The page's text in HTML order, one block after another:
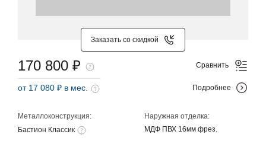
Заказать со скидкой
Металлоконструкция:
Бастион Классик
Наружная отделка:
МДФ ПВХ 16мм фрез.
170 800 ₽
от 17 080 ₽ в мес.
Сравнить
Подробнее